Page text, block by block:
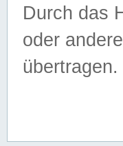
Durch das
oder
übertragen.